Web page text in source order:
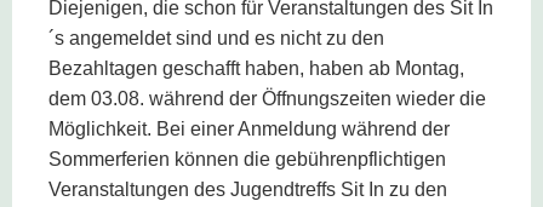
Diejenigen, die schon für Veranstaltungen des Sit In
´s angemeldet sind und es nicht zu den
Bezahltagen geschafft haben, haben ab Montag,
dem 03.08. während der Öffnungszeiten wieder die
Möglichkeit. Bei einer Anmeldung während der
Sommerferien können die gebührenpflichtigen
Veranstaltungen des Jugendtreffs Sit In zu den